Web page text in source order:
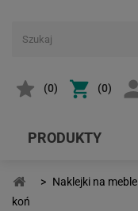
(0) (0)
PRODUKTY
> Naklejki na meble
koń